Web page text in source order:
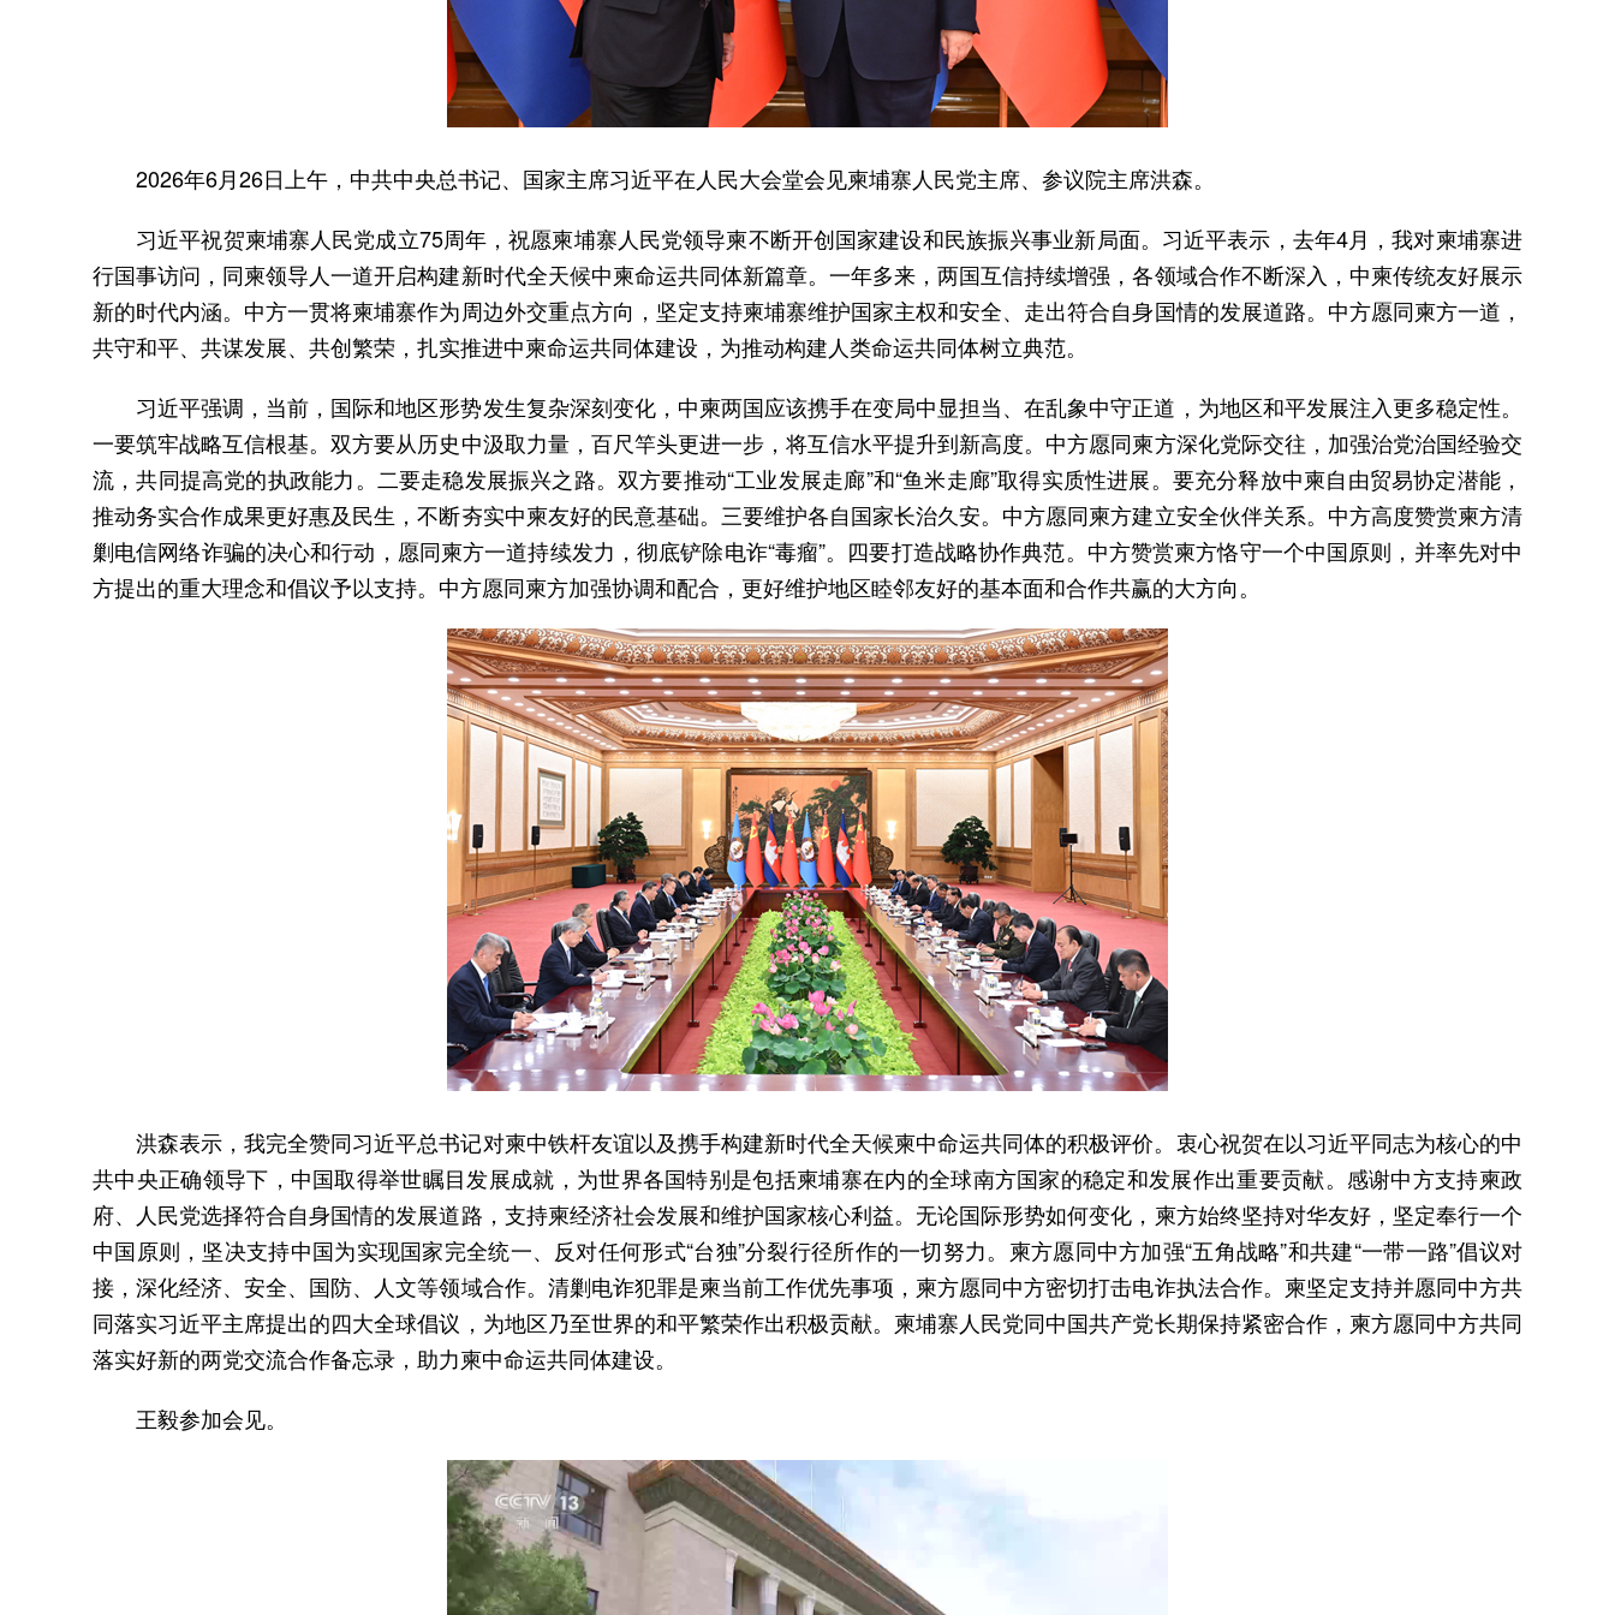
2026年6月26日上午，中共中央总书记、国家主席习近平在人民大会堂会见柬埔寨人民党主席、参议院主席洪森。
习近平祝贺柬埔寨人民党成立75周年，祝愿柬埔寨人民党领导柬不断开创国家建设和民族振兴事业新局面。习近平表示，去年4月，我对柬埔寨进
行国事访问，同柬领导人一道开启构建新时代全天候中柬命运共同体新篇章。一年多来，两国互信持续增强，各领域合作不断深入，中柬传统友好展示
新的时代内涵。中方一贯将柬埔寨作为周边外交重点方向，坚定支持柬埔寨维护国家主权和安全、走出符合自身国情的发展道路。中方愿同柬方一道，
共守和平、共谋发展、共创繁荣，扎实推进中柬命运共同体建设，为推动构建人类命运共同体树立典范。
习近平强调，当前，国际和地区形势发生复杂深刻变化，中柬两国应该携手在变局中显担当、在乱象中守正道，为地区和平发展注入更多稳定性。
一要筑牢战略互信根基。双方要从历史中汲取力量，百尺竿头更进一步，将互信水平提升到新高度。中方愿同柬方深化党际交往，加强治党治国经验交
流，共同提高党的执政能力。二要走稳发展振兴之路。双方要推动“工业发展走廊”和“鱼米走廊”取得实质性进展。要充分释放中柬自由贸易协定潜能，
推动务实合作成果更好惠及民生，不断夯实中柬友好的民意基础。三要维护各自国家长治久安。中方愿同柬方建立安全伙伴关系。中方高度赞赏柬方清
剿电信网络诈骗的决心和行动，愿同柬方一道持续发力，彻底铲除电诈“毒瘤”。四要打造战略协作典范。中方赞赏柬方恪守一个中国原则，并率先对中
方提出的重大理念和倡议予以支持。中方愿同柬方加强协调和配合，更好维护地区睦邻友好的基本面和合作共赢的大方向。
洪森表示，我完全赞同习近平总书记对柬中铁杆友谊以及携手构建新时代全天候柬中命运共同体的积极评价。衷心祝贺在以习近平同志为核心的中
共中央正确领导下，中国取得举世瞩目发展成就，为世界各国特别是包括柬埔寨在内的全球南方国家的稳定和发展作出重要贡献。感谢中方支持柬政
府、人民党选择符合自身国情的发展道路，支持柬经济社会发展和维护国家核心利益。无论国际形势如何变化，柬方始终坚持对华友好，坚定奉行一个
中国原则，坚决支持中国为实现国家完全统一、反对任何形式“台独”分裂行径所作的一切努力。柬方愿同中方加强“五角战略”和共建“一带一路”倡议对
接，深化经济、安全、国防、人文等领域合作。清剿电诈犯罪是柬当前工作优先事项，柬方愿同中方密切打击电诈执法合作。柬坚定支持并愿同中方共
同落实习近平主席提出的四大全球倡议，为地区乃至世界的和平繁荣作出积极贡献。柬埔寨人民党同中国共产党长期保持紧密合作，柬方愿同中方共同
落实好新的两党交流合作备忘录，助力柬中命运共同体建设。
王毅参加会见。